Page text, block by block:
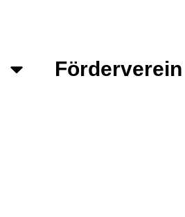
Förderverein